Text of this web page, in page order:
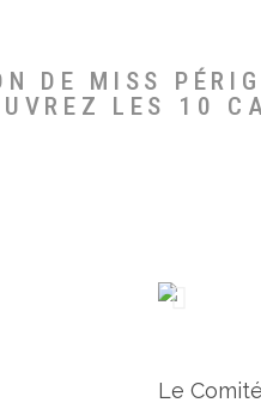
DE MISS
LES 10
Le